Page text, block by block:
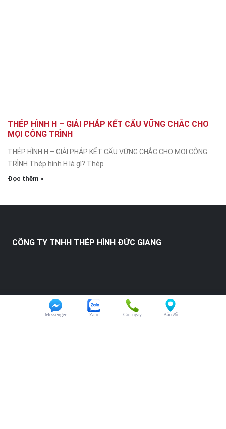
THÉP HÌNH H – GIẢI PHÁP KẾT CẤU VỮNG CHẮC CHO
MỌI CÔNG TRÌNH
THÉP HÌNH H – GIẢI PHÁP KẾT CẤU VỮNG CHẮC CHO MỌI CÔNG
TRÌNH Thép hình H là gì? Thép
Đọc thêm »
CÔNG TY TNHH THÉP HÌNH ĐỨC GIANG
Bản đồ
Gọi ngay
Zalo
Messenger